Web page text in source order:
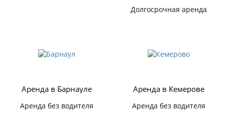
Долгосрочная аренда
Аренда в Барнауле
Аренда без водителя
Аренда в Кемерове
Аренда без водителя